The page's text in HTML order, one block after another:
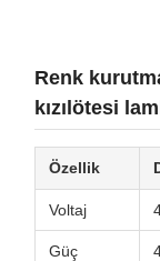
Renk
kızılötesi
Özellik
Voltaj
Güç